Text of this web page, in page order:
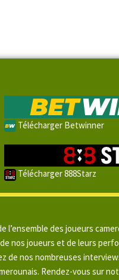
Télécharger Betwinner
Télécharger 888Starz
des joueurs
nos joueurs et de leurs
nos nombreuses
Rendez-vous sur